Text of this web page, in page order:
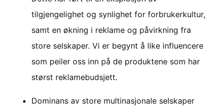
tilgjengelighet og synlighet for forbrukerkultur,
samt en økning i reklame og påvirkning fra
store selskaper. Vi er begynt å like influencere
som peiler oss inn på de produktene som har
størst reklamebudsjett.
Dominans av store multinasjonale selskaper